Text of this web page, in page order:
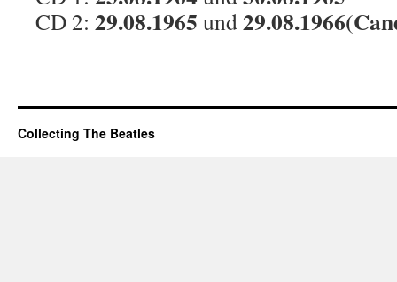
CD 2: 29.08.1965 und
Collecting The Beatles